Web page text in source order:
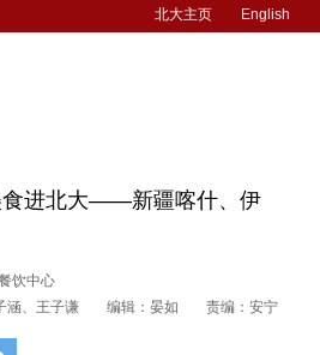
北大主页 English
食进北大——新疆喀什、伊
饮中心
涵、王子谦
编辑：晏如 责编：安宁